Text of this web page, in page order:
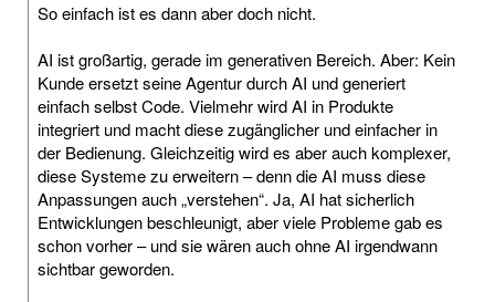
So einfach ist es dann aber doch nicht.
AI ist großartig, gerade im generativen Bereich. Aber: Kein
Kunde ersetzt seine Agentur durch AI und generiert
einfach selbst Code. Vielmehr wird AI in Produkte
integriert und macht diese zugänglicher und einfacher in
der Bedienung. Gleichzeitig wird es aber auch komplexer,
diese Systeme zu erweitern – denn die AI muss diese
Anpassungen auch „verstehen“. Ja, AI hat sicherlich
Entwicklungen beschleunigt, aber viele Probleme gab es
schon vorher – und sie wären auch ohne AI irgendwann
sichtbar geworden.